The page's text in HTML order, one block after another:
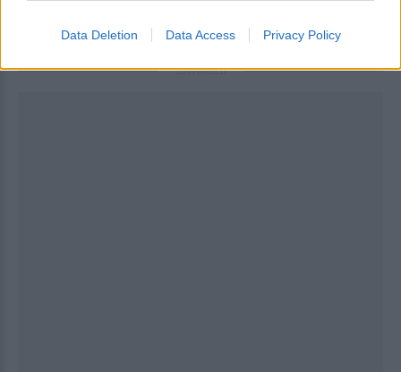
Data Deletion Data Access Privacy Policy
απαραίτητες βιταμίνες και μέταλλα.
ΔΙΑΦΗΜΙΣΗ